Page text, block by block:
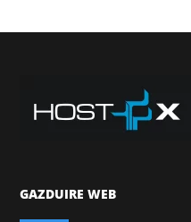
GAZDUIRE WEB